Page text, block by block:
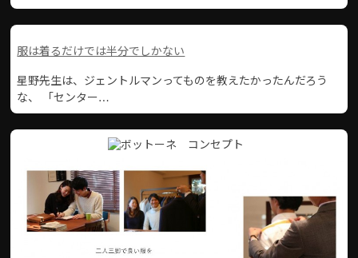
服は着るだけでは半分でしかない
星野先生は、ジェントルマンってものを教えたかったんだろう
な、 「センター…